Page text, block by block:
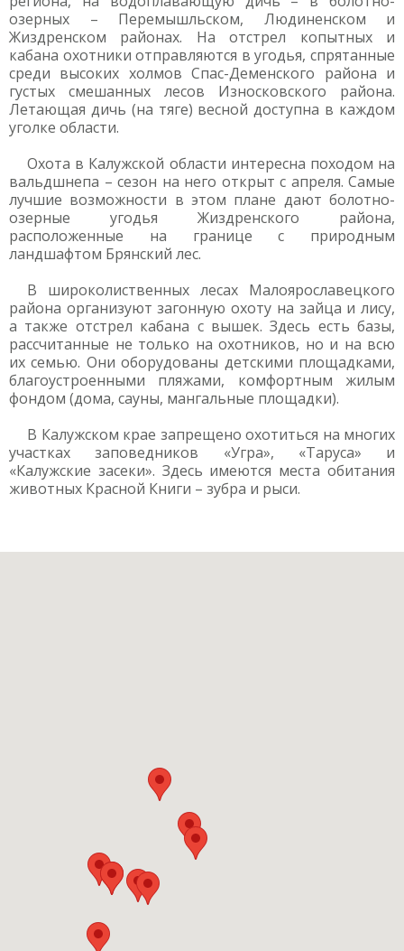
озерных – Перемышльском, Людиненском и
Жиздренском районах. На отстрел копытных и
кабана охотники отправляются в угодья, спрятанные
среди высоких холмов Спас-Деменского района и
густых смешанных лесов Износковского района.
Летающая дичь (на тяге) весной доступна в каждом
уголке области.
Охота в Калужской области интересна походом на
вальдшнепа – сезон на него открыт с апреля. Самые
лучшие возможности в этом плане дают болотно-
озерные угодья Жиздренского района,
расположенные на границе с природным
ландшафтом Брянский лес.
В широколиственных лесах Малоярославецкого
района организуют загонную охоту на зайца и лису,
а также отстрел кабана с вышек. Здесь есть базы,
рассчитанные не только на охотников, но и на всю
их семью. Они оборудованы детскими площадками,
благоустроенными пляжами, комфортным жилым
фондом (дома, сауны, мангальные площадки).
В Калужском крае запрещено охотиться на многих
участках заповедников «Угра», «Таруса» и
«Калужские засеки». Здесь имеются места обитания
животных Красной Книги – зубра и рыси.